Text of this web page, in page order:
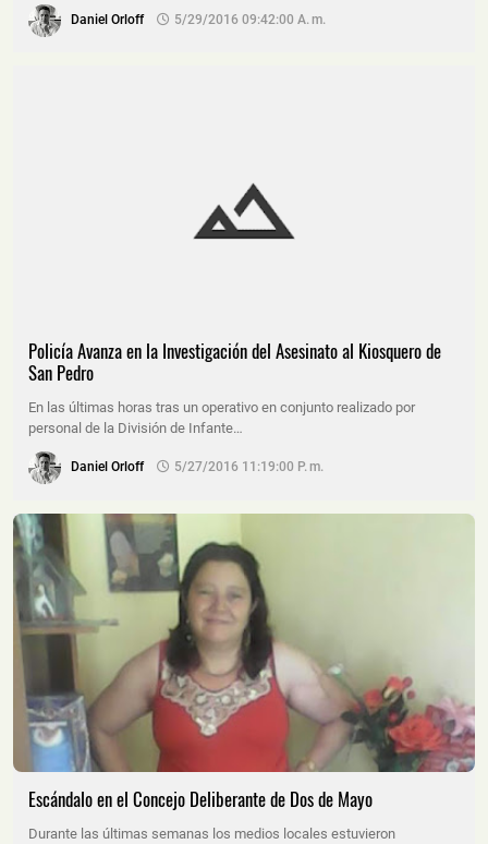
Daniel Orloff 5/29/2016 09:42:00 A. M.
Policía Avanza en la Investigación del Asesinato al Kiosquero de
San Pedro
En las últimas horas tras un operativo en conjunto realizado por
personal de la División de Infante…
Daniel Orloff 5/27/2016 11:19:00 P. M.
Escándalo en el Concejo Deliberante de Dos de Mayo
Durante las últimas semanas los medios locales estuvieron